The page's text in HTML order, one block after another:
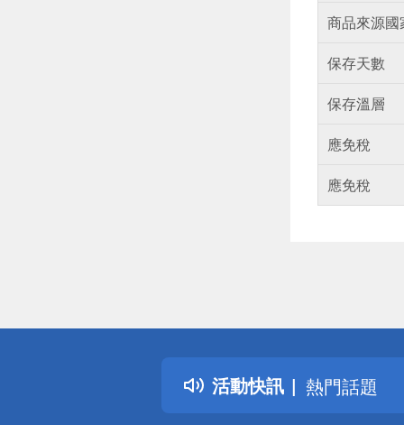
商品來源國
保存天數
保存溫層
應免稅
應免稅
活動快訊
詐騙網頁！
得獎公告
熱門話題
銀行優惠